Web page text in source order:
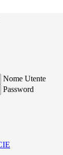
Nome Utente
Password